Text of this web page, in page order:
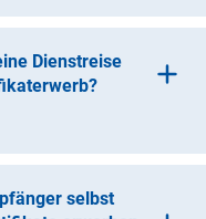
aufzubewahren.
Dienstreise
selbst